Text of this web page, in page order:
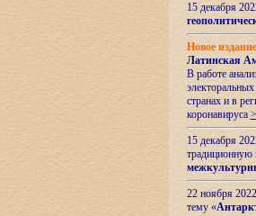
15 декабря
Новое
Латинская
В работе
странах и в
коронавируса
15 декабря
22 ноября
тему «